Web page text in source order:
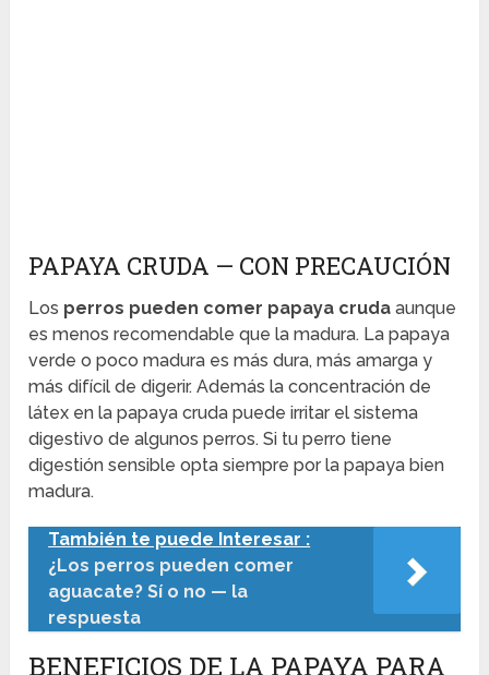
PAPAYA CRUDA — CON PRECAUCIÓN
Los perros pueden comer papaya cruda aunque
es menos recomendable que la madura. La papaya
verde o poco madura es más dura, más amarga y
más difícil de digerir. Además la concentración de
látex en la papaya cruda puede irritar el sistema
digestivo de algunos perros. Si tu perro tiene
digestión sensible opta siempre por la papaya bien
madura.
También te puede Interesar :
¿Los perros pueden comer
aguacate? Sí o no — la
respuesta
BENEFICIOS DE LA PAPAYA PARA